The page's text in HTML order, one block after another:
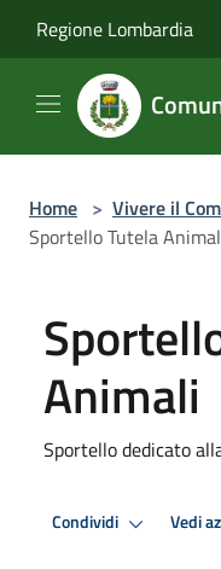
Regione Lombardia
Home > Vivere il
Sportello Tutela
Animali
Sportello dedicato
Condividi Vedi